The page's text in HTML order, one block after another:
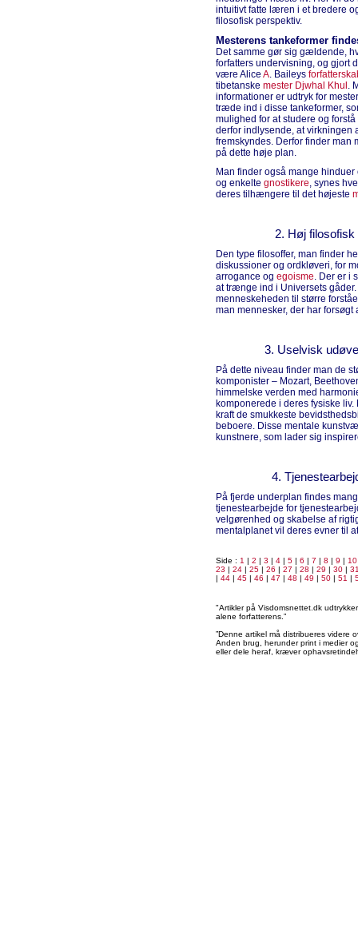
intuitivt fatte læren i et bredere
filosofisk perspektiv.
Mesterens tankeformer
Det samme gør sig gældende,
forfatters undervisning, og gjort
være Alice A. Baileys
tibetanske mester Djwhal Khul .
informationer er udtryk for
træde ind i disse tankeformer,
mulighed for at studere og
derfor indlysende, at virkningen
fremskyndes. Derfor finder man
på dette høje plan.
Man finder også mange
og enkelte gnostikere, synes
deres tilhængere til det højeste
2. Høj
Den type filosoffer, man finder
diskussioner og ordkløveri, for
arrogance og egoisme. Der er i
at trænge ind i Universets
menneskeheden til større
man mennesker, der har
3. Uselvisk
På dette niveau finder man de
komponister – Mozart,
himmelske verden med
komponerede i deres fysiske
kraft de smukkeste
beboere. Disse mentale
kunstnere, som lader sig
4.
På fjerde underplan findes
tjenestearbejde for
velgørenhed og skabelse af
mentalplanet vil deres evner til
Side : 1 | 2 | 3 | 4 | 5 | 6 | 7 | 8 | 9 | 10
23 | 24 | 25 | 26 | 27 | 28 | 29 | 30 |
| 44 | 45 | 46 | 47 | 48 | 49 | 50 | 51 |
"Artikler på Visdomsnettet.dk
alene forfatterens.”
”Denne artikel må distribueres videre
Anden brug, herunder print i medier
eller dele heraf, kræver